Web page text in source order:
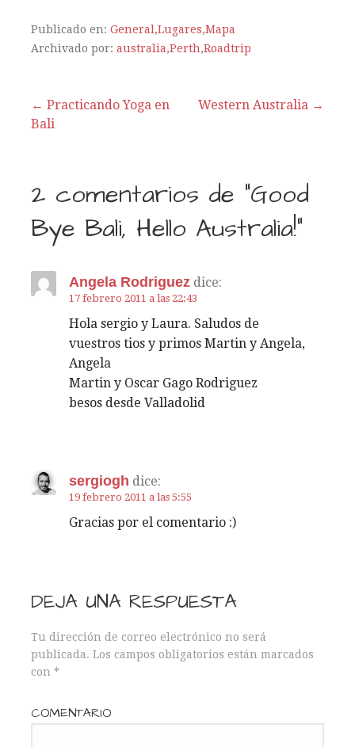
Publicado en: General ,Lugares,Mapa
Archivado por: australia,Perth,Roadtrip
← Practicando Yoga en
Bali
Western Australia →
2 comentarios de “Good
Bye Bali, Hello Australia!”
Angela Rodriguez dice:
17 febrero 2011 a las 22:43
Hola sergio y Laura. Saludos de
vuestros tios y primos Martin y Angela,
Angela
Martin y Oscar Gago Rodriguez
besos desde Valladolid
sergiogh dice:
19 febrero 2011 a las 5:55
Gracias por el comentario :)
DEJA UNA RESPUESTA
Tu dirección de correo electrónico no será
publicada. Los campos obligatorios están marcados
con *
COMENTARIO